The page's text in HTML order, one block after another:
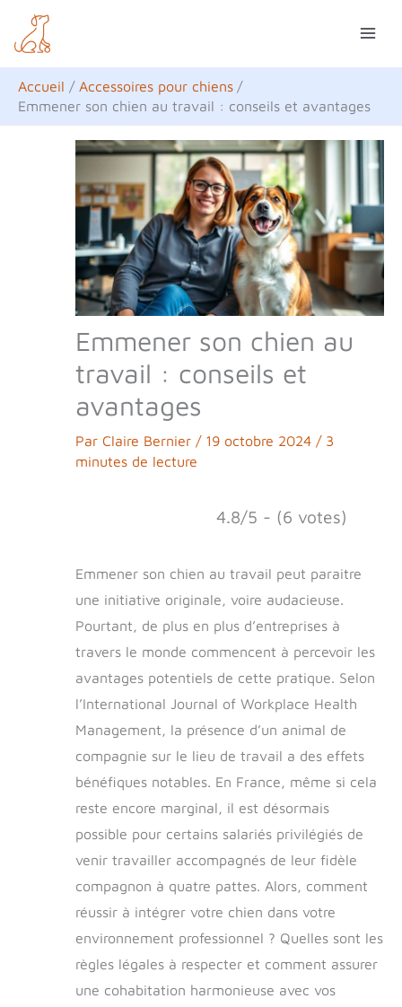
contenu
Accueil
Accessoires pour chiens
Emmener son chien au travail : conseils et avantages
Emmener son chien au
travail : conseils et
avantages
Par Claire Bernier / 19 octobre 2024 / 3
minutes de lecture
4.8/5 - (6 votes)
Emmener son chien au travail peut paraitre
une initiative originale, voire audacieuse.
Pourtant, de plus en plus d’entreprises à
travers le monde commencent à percevoir les
avantages potentiels de cette pratique. Selon
l’International Journal of Workplace Health
Management, la présence d’un animal de
compagnie sur le lieu de travail a des effets
bénéfiques notables. En France, même si cela
reste encore marginal, il est désormais
possible pour certains salariés privilégiés de
venir travailler accompagnés de leur fidèle
compagnon à quatre pattes. Alors, comment
réussir à intégrer votre chien dans votre
environnement professionnel ? Quelles sont les
règles légales à respecter et comment assurer
une cohabitation harmonieuse avec vos
e
c
h
e